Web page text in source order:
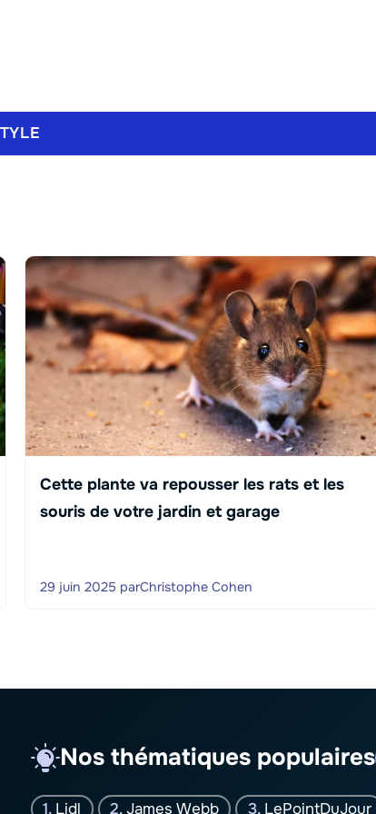
Cette plante va repousser les rats et les
souris de votre jardin et garage
29 juin 2025 parChristophe Cohen
Nos thématiques populaires
Lidl James Webb LePointDuJour